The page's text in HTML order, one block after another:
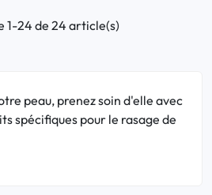
1-24 de 24 article(s)
peau, prenez soin d'elle avec
spécifiques pour le rasage de